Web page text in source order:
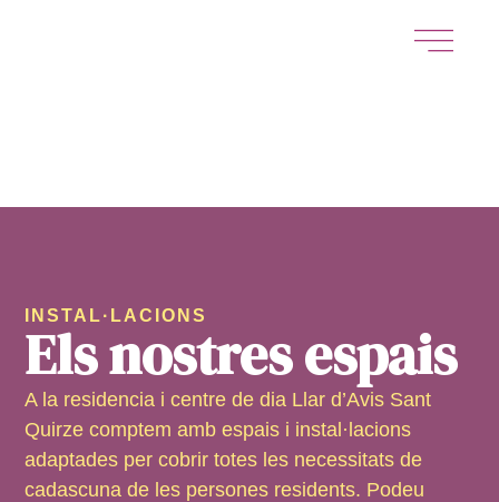
INSTAL·LACIONS
Els nostres espais
A la residencia i centre de dia Llar d’Avis Sant
Quirze comptem amb espais i instal·lacions
adaptades per cobrir totes les necessitats de
cadascuna de les persones residents. Podeu